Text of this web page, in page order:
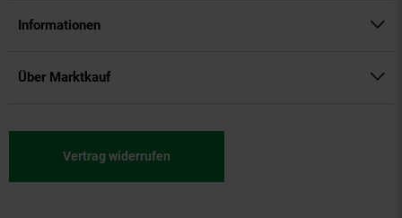
Informationen
Über Marktkauf
Vertrag widerrufen